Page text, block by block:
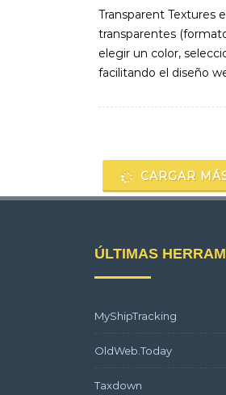
Transparent Textures
transparentes
elegir un color,
facilitando el diseño
de
entradas
CARGAR
ÚLTIMAS
MyShipTracking
OldWeb.Today
Taxdown